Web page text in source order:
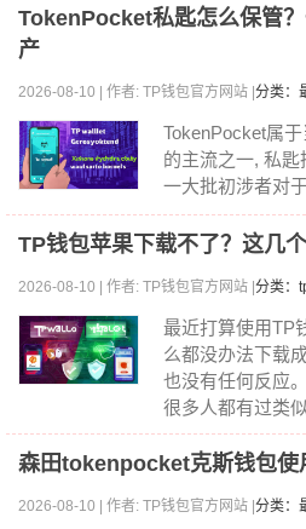
TokenPocket私匙怎么保管
产
2026-08-10 | 作者: TP钱包官方网站 | 分类：
TokenPocket属
的主流之一, 私匙
一大批初涉者对
TP钱包苹果下载不了？这几
2026-08-10 | 作者: TP钱包官方网站 | 分类：
最近打算使用TP
么都没办法下载
也没有任何反应
很多人都有过类
森田tokenpocket克斯钱包使
2026-08-10 | 作者: TP钱包官方网站 | 分类：